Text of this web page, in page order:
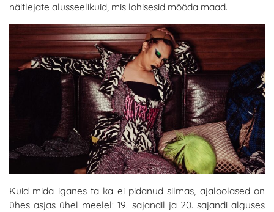
näitlejate alusseelikuid, mis lohisesid mööda maad.
Kuid mida iganes ta ka ei pidanud silmas, ajaloolased on
ühes asjas ühel meelel: 19. sajandil ja 20. sajandi alguses